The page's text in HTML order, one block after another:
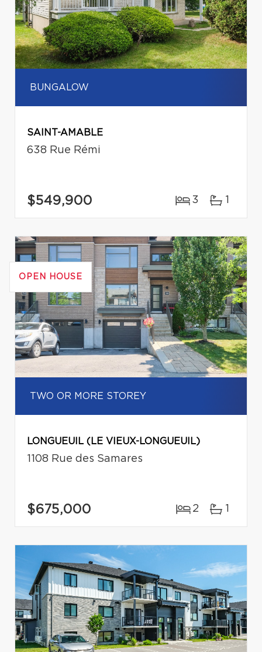
BUNGALOW
SAINT-AMABLE
638 Rue Rémi
$549,900 3 1
OPEN HOUSE
TWO OR MORE STOREY
LONGUEUIL (LE VIEUX-LONGUEUIL)
1108 Rue des Samares
$675,000 2 1